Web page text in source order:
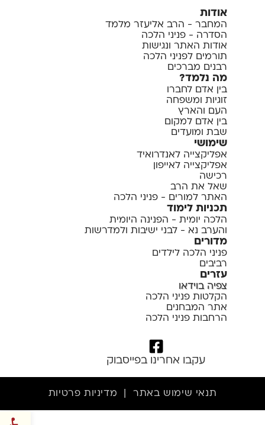
אודות
המחבר - הרב אליעזר מלמד
הסדרה - פניני הלכה
אודות האתר ונגישות
תורמים לפניני הלכה
רבנים מברכים
מה נלמד?
בין אדם לחברו
זוגיות ומשפחה
העם והארץ
בין אדם למקום
שבת ומועדים
שימושי
אפליקצייה לאנדרואיד
אפליקצייה לאייפון
רכישה
שאל את הרב
האתר למורים - פניני הלכה
תכניות לימוד
הלכה יומית - הפנינה היומית
והערב נא - לבני ישיבות ולמדרשות
מדורים
פניני הלכה לילדים
רביבים
עזרים
צפיה בוידאו
הקלטות פניני הלכה
אתר המבחנים
הרחבות פניני הלכה
עקבו אחרינו בפייסבוק
תנאי שימוש באתר| מדיניות פרטיות
פתח